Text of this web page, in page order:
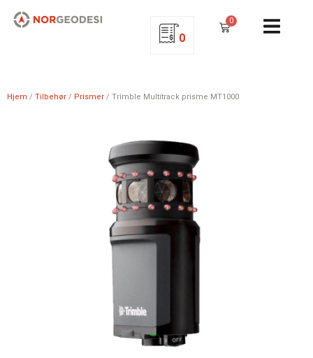
0
0
Hjem / Tilbehør / Prismer / Trimble Multitrack prisme MT1000